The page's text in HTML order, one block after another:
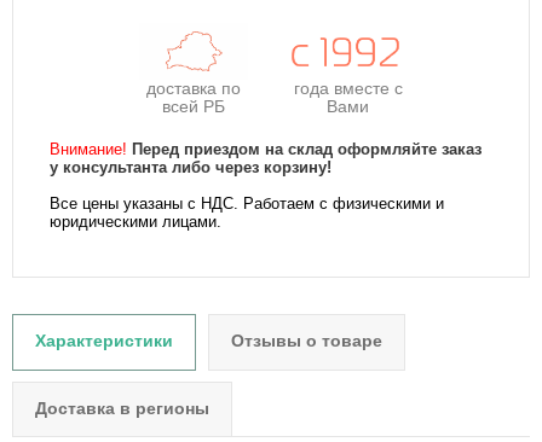
доставка по
всей РБ
года вместе с
Вами
Внимание! Перед приездом на склад оформляйте заказ
у консультанта либо через корзину!
Все цены указаны с НДС. Работаем с физическими и
юридическими лицами.
Характеристики Отзывы о товаре
Доставка в регионы